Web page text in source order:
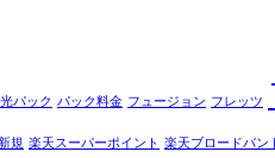
パック パック料金 フュージョン フレッツ
規 楽天スーパーポイント 楽天ブロードバン